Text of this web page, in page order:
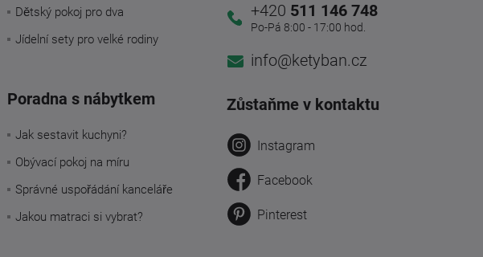
Dětský pokoj pro dva
Jídelní sety pro velké rodiny
Poradna s nábytkem
Jak sestavit kuchyni?
Obývací pokoj na míru
Správné uspořádání kanceláře
Jakou matraci si vybrat?
+420 511 146 748
Po-Pá 8:00 - 17:00 hod.
info@ketyban.cz
Zůstaňme v kontaktu
Instagram
Facebook
Pinterest